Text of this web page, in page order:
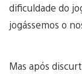
dificuldade do
jogássemos o
Mas após